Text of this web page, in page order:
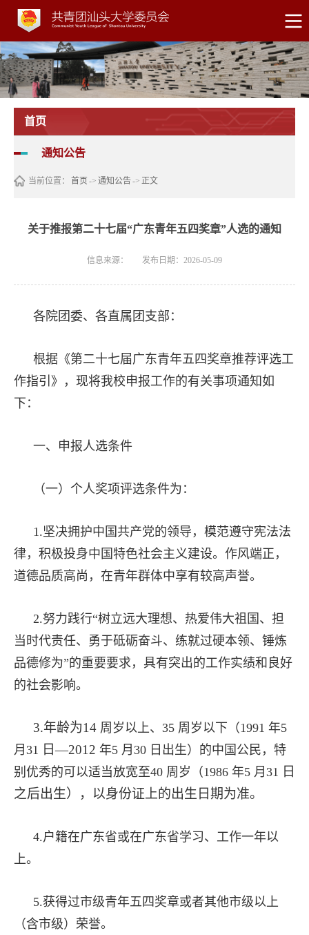
首页
通知公告
当前位置： 首页-> 通知公告-> 正文
关于推报第二十七届“广东青年五四奖章”人选的通知
信息来源： 发布日期：2026-05-09
各院团委、各直属团支部：
根据《第二十七届广东青年五四奖章推荐评选工
作指引》，现将我校申报工作的有关事项通知如
下：
一、申报人选条件
（一）个人奖项评选条件为：
1.坚决拥护中国共产党的领导，模范遵守宪法法
律，积极投身中国特色社会主义建设。作风端正，
道德品质高尚，在青年群体中享有较高声誉。
2.努力践行“树立远大理想、热爱伟大祖国、担
当时代责任、勇于砥砺奋斗、练就过硬本领、锤炼
品德修为”的重要要求，具有突出的工作实绩和良好
的社会影响。
3.年龄为14 周岁以上、35 周岁以下（1991 年5
月31 日—2012 年5 月30 日出生）的中国公民，特
别优秀的可以适当放宽至40 周岁（1986 年5 月31 日
之后出生），以身份证上的出生日期为准。
4.户籍在广东省或在广东省学习、工作一年以
上。
5.获得过市级青年五四奖章或者其他市级以上
（含市级）荣誉。